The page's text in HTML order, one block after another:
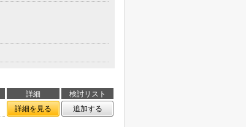
詳細
検討リスト
詳細を見る 追加する